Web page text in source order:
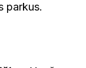
parkus.